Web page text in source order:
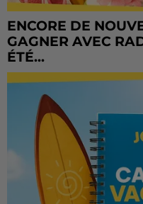
ENCORE DE
GAGNER AVEC
ÉTÉ...